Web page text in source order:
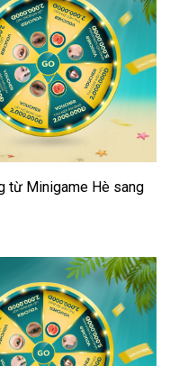
từ Minigame Hè sang